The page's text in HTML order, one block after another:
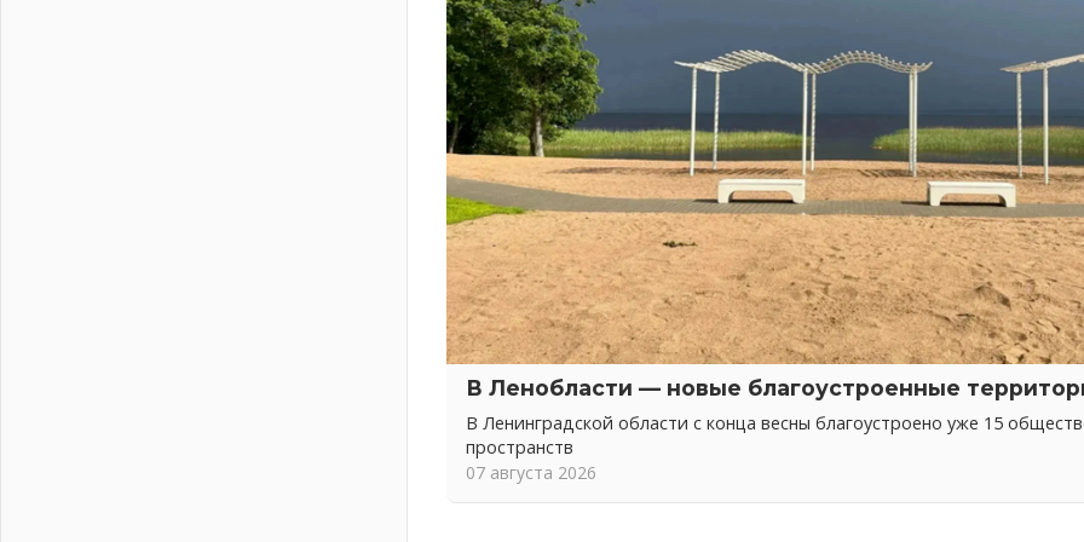
В Ленобласти — новые благоустроенные
В Ленинградской области с конца весны благоустроено уже 15
пространств
07 августа 2026